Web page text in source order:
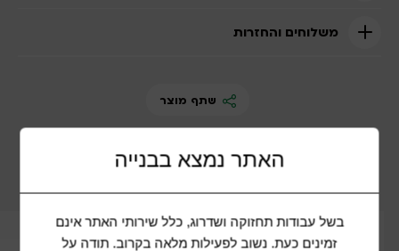
משלוחים והחזרות
שתף מוצר
האתר נמצא בבנייה
בשל עבודות תחזוקה ושדרוג, כלל שירותי האתר אינם
זמינים כעת. נשוב לפעילות מלאה בקרוב. תודה על